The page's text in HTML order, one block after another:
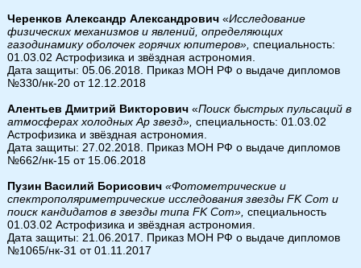
Черенков Александр Александрович «Исследование
физических механизмов и явлений, определяющих
газодинамику оболочек горячих юпитеров», специальность:
01.03.02 Астрофизика и звёздная астрономия.
Дата защиты: 05.06.2018. Приказ МОН РФ о выдаче дипломов
№330/нк-20 от 12.12.2018
Алентьев Дмитрий Викторович «Поиск быстрых пульсаций в
атмосферах холодных Ap звезд», специальность: 01.03.02
Астрофизика и звёздная астрономия.
Дата защиты: 27.02.2018. Приказ МОН РФ о выдаче дипломов
№662/нк-15 от 15.06.2018
Пузин Василий Борисович «Фотометрические и
спектрополяриметрические исследования звезды FK Com и
поиск кандидатов в звезды типа FK Com», специальность
01.03.02 Астрофизика и звёздная астрономия.
Дата защиты: 21.06.2017. Приказ МОН РФ о выдаче дипломов
№1065/нк-31 от 01.11.2017